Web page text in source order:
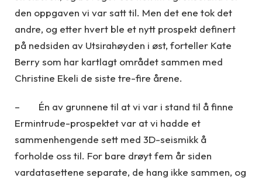
den oppgaven vi var satt til. Men det ene tok det
andre, og etter hvert ble et nytt prospekt definert
på nedsiden av Utsirahøyden i øst, forteller Kate
Berry som har kartlagt området sammen med
Christine Ekeli de siste tre-fire årene.
– Én av grunnene til at vi var i stand til å finne
Ermintrude-prospektet var at vi hadde et
sammenhengende sett med 3D-seismikk å
forholde oss til. For bare drøyt fem år siden
vardatasettene separate, de hang ikke sammen, og